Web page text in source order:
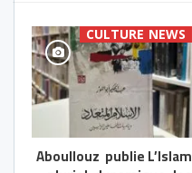
CULTURE NEWS
Aboullouz publie L’Islam